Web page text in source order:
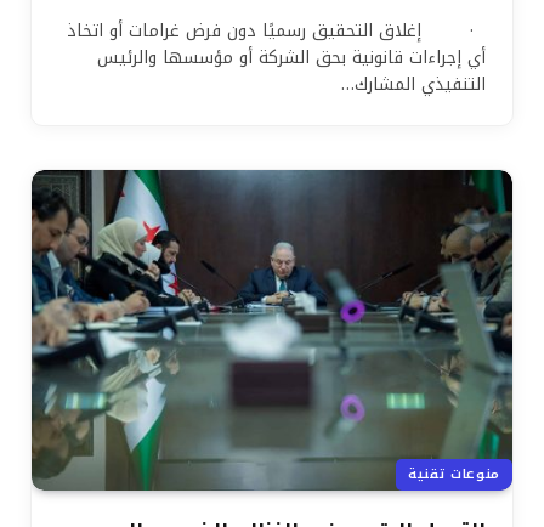
· إغلاق التحقيق رسميًا دون فرض غرامات أو اتخاذ
أي إجراءات قانونية بحق الشركة أو مؤسسها والرئيس
التنفيذي المشارك…
منوعات تقنية